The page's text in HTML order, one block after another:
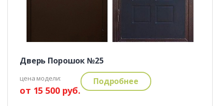
Дверь Порошок №25
цена модели:
от 15 500 руб.
Подробнее